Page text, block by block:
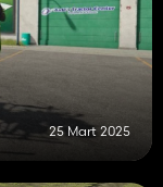
25 Mart 2025